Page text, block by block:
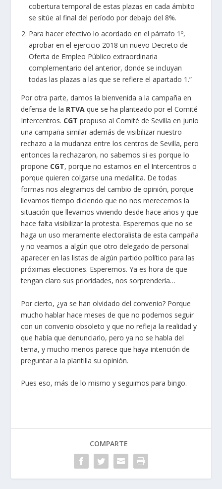
cobertura temporal de estas plazas en cada ámbito
se sitúe al final del período por debajo del 8%.
Para hacer efectivo lo acordado en el párrafo 1º,
aprobar en el ejercicio 2018 un nuevo Decreto de
Oferta de Empleo Público extraordinaria
complementario del anterior, donde se incluyan
todas las plazas a las que se refiere el apartado 1.”
Por otra parte, damos la bienvenida a la campaña en
defensa de la RTVA que se ha planteado por el Comité
Intercentros. CGT propuso al Comité de Sevilla en junio
una campaña similar además de visibilizar nuestro
rechazo a la mudanza entre los centros de Sevilla, pero
entonces la rechazaron, no sabemos si es porque lo
propone CGT, porque no estamos en el Intercentros o
porque quieren colgarse una medallita. De todas
formas nos alegramos del cambio de opinión, porque
llevamos tiempo diciendo que no nos merecemos la
situación que llevamos viviendo desde hace años y que
hace falta visibilizar la protesta. Esperemos que no se
haga un uso meramente electoralista de esta campaña
y no veamos a algún que otro delegado de personal
aparecer en las listas de algún partido político para las
próximas elecciones. Esperemos. Ya es hora de que
tengan claro sus prioridades, nos sorprendería…
Por cierto, ¿ya se han olvidado del convenio? Porque
mucho hablar hace meses de que no podemos seguir
con un convenio obsoleto y que no refleja la realidad y
que había que denunciarlo, pero ya no se habla del
tema, y mucho menos parece que haya intención de
preguntar a la plantilla su opinión.
Pues eso, más de lo mismo y seguimos para bingo.
COMPARTE